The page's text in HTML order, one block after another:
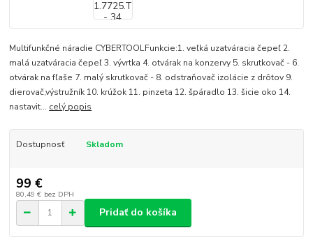
Multifunkčné náradie CYBERTOOLFunkcie:1. veľká uzatváracia čepeľ 2.
malá uzatváracia čepeľ 3. vývrtka 4. otvárak na konzervy 5. skrutkovač - 6.
otvárak na fľaše 7. malý skrutkovač - 8. odstraňovač izolácie z drôtov 9.
dierovač,výstružník 10. krúžok 11. pinzeta 12. špáradlo 13. šicie oko 14.
nastavit... celý popis
Dostupnosť Skladom
99 €
80,49 € bez DPH
Pridať do košíka